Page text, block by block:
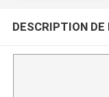
DESCRIPTION DE